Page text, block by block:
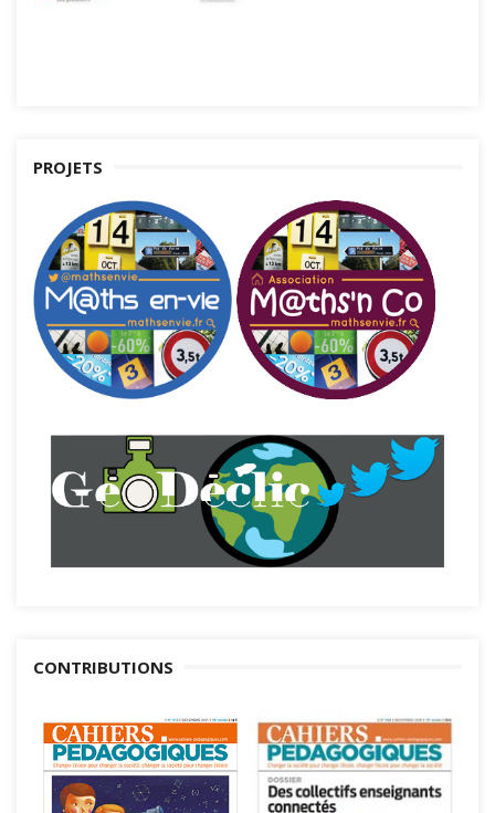
PROJETS
CONTRIBUTIONS